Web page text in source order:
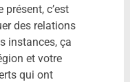
c’est
des relations
instances, ça
et votre
qui ont